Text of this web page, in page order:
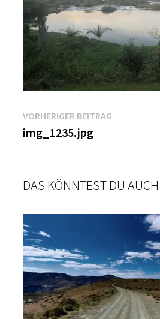
Beitragsnavigation
VORHERIGER BEITRAG
img_1235.jpg
DAS KÖNNTEST DU